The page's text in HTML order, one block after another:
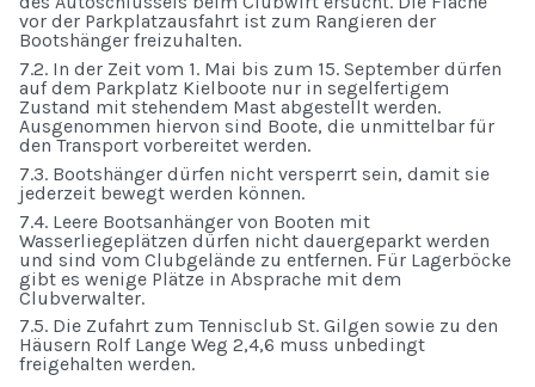
vor der Parkplatzausfahrt ist zum Rangieren der
Bootshänger freizuhalten.
7.2. In der Zeit vom 1. Mai bis zum 15. September dürfen
auf dem Parkplatz Kielboote nur in segelfertigem
Zustand mit stehendem Mast abgestellt werden.
Ausgenommen hiervon sind Boote, die unmittelbar für
den Transport vorbereitet werden.
7.3. Bootshänger dürfen nicht versperrt sein, damit sie
jederzeit bewegt werden können.
7.4. Leere Bootsanhänger von Booten mit
Wasserliegeplätzen dürfen nicht dauergeparkt werden
und sind vom Clubgelände zu entfernen. Für Lagerböcke
gibt es wenige Plätze in Absprache mit dem
Clubverwalter.
7.5. Die Zufahrt zum Tennisclub St. Gilgen sowie zu den
Häusern Rolf Lange Weg 2,4,6 muss unbedingt
freigehalten werden.